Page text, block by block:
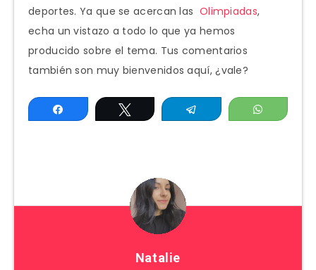
deportes. Ya que se acercan las Olimpiadas,
echa un vistazo a todo lo que ya hemos
producido sobre el tema. Tus comentarios
también son muy bienvenidos aquí, ¿vale?
Compartir Twittear Telegram
Natalie